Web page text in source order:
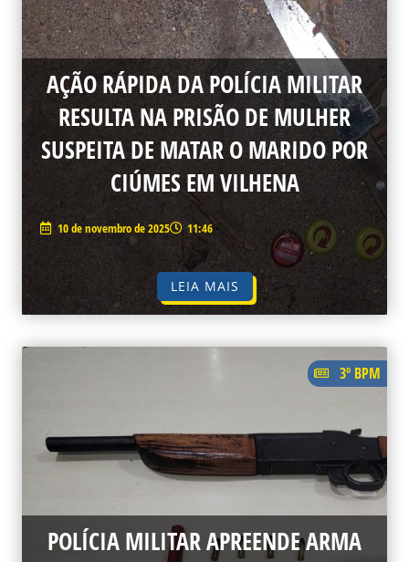
AÇÃO RÁPIDA DA POLÍCIA MILITAR
RESULTA NA PRISÃO DE MULHER
SUSPEITA DE MATAR O MARIDO POR
CIÚMES EM VILHENA
10 de novembro de 2025 11:46
LEIA MAIS
3º BPM
POLÍCIA MILITAR APREENDE ARMA